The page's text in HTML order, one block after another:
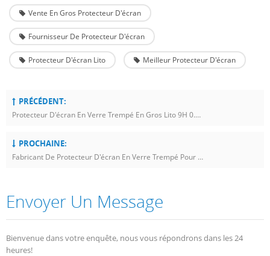
Vente En Gros Protecteur D'écran
Fournisseur De Protecteur D'écran
Protecteur D'écran Lito Meilleur Protecteur D'écran
PRÉCÉDENT:
Protecteur D'écran En Verre Trempé En Gros Lito 9H 0.33mm Pour Apple Watch Ultra 49mm
PROCHAINE:
Fabricant De Protecteur D'écran En Verre Trempé Pour Apple Watch Ultra
Envoyer Un Message
Bienvenue dans votre enquête, nous vous répondrons dans les 24
heures!